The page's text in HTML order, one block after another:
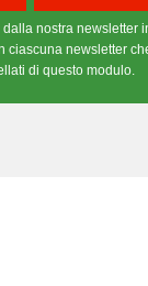
dalla nostra newsletter
ciascuna newsletter
di questo modulo.